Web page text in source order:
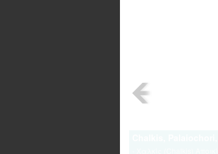
- Χαλκίς (Chalkis)